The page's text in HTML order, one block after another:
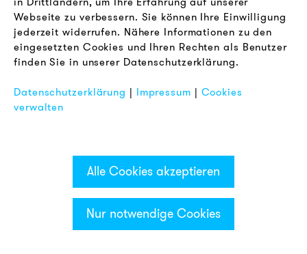
Kategorien & Filter
LOUDER & BRIGHTER
Über uns
Kontakt
Karriere
Datenschutz
Webseite zu verbessern. Sie können Ihre Einwilligung
jederzeit widerrufen. Nähere Informationen zu den
eingesetzten Cookies und Ihren Rechten als Benutzer
finden Sie in unserer Datenschutzerklärung.
Datenschutzerklärung | Impressum | Cookies
verwalten
Alle Cookies akzeptieren
Nur notwendige Cookies